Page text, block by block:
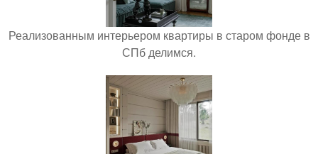
Реализованным интерьером квартиры в старом фонде в
СПб делимся.